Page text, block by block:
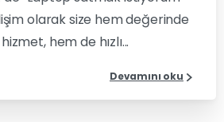
olarak size hem değerinde
hem de hızlı...
Devamını oku